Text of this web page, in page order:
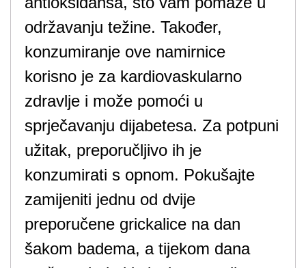
održavanju težine. Također,
konzumiranje ove namirnice
korisno je za kardiovaskularno
zdravlje i može pomoći u
sprječavanju dijabetesa. Za potpuni
užitak, preporučljivo ih je
konzumirati s opnom. Pokušajte
zamijeniti jednu od dvije
preporučene grickalice na dan
šakom badema, a tijekom dana